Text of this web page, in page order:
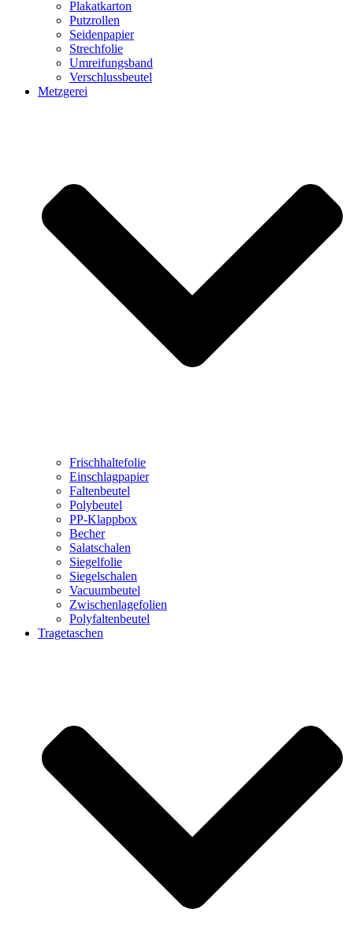
Plakatkarton
Putzrollen
Seidenpapier
Strechfolie
Umreifungsband
Verschlussbeutel
Metzgerei
Frischhaltefolie
Einschlagpapier
Faltenbeutel
Polybeutel
PP-Klappbox
Becher
Salatschalen
Siegelfolie
Siegelschalen
Vacuumbeutel
Zwischenlagefolien
Polyfaltenbeutel
Tragetaschen